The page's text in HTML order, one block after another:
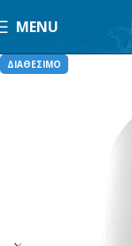
MENU
ΔΙΑΘΕΣΙΜΟ